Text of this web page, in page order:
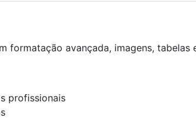
formatação avançada, imagens, tabelas
profissionais